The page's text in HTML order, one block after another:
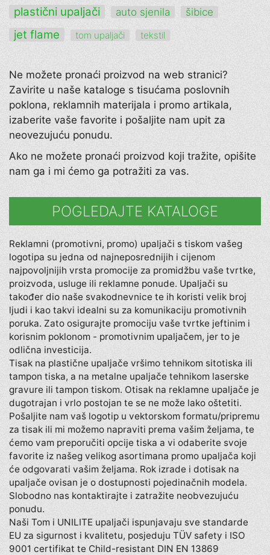
plastični upaljači auto sjenila šibice
jet flame tom upaljači tekstil
Ne možete pronaći proizvod na web stranici?
Zavirite u naše kataloge s tisućama poslovnih
poklona, reklamnih materijala i promo artikala,
izaberite vaše favorite i pošaljite nam upit za
neovezujuću ponudu.
Ako ne možete pronaći proizvod koji tražite, opišite
nam ga i mi ćemo ga potražiti za vas.
POGLEDAJTE KATALOGE
Reklamni (promotivni, promo) upaljači s tiskom vašeg
logotipa su jedna od najneposrednijih i cijenom
najpovoljnijih vrsta promocije za promidžbu vaše tvrtke,
proizvoda, usluge ili reklamne ponude. Upaljači su
također dio naše svakodnevnice te ih koristi velik broj
ljudi i kao takvi idealni su za komunikaciju promotivnih
poruka. Zato osigurajte promociju vaše tvrtke jeftinim i
korisnim poklonom - promotivnim upaljačem, jer to je
odlična investicija.
Tisak na plastične upaljače vršimo tehnikom sitotiska ili
tampon tiska, a na metalne upaljače tehnikom laserske
gravure ili tampon tiskom. Otisak na reklamne upaljače je
dugotrajan i vrlo postojan te se ne može lako oštetiti.
Pošaljite nam vaš logotip u vektorskom formatu/pripremu
za tisak ili mi možemo napraviti prema vašim željama, te
ćemo vam preporučiti opcije tiska a vi odaberite svoje
favorite iz našeg velikog asortimana promo upaljača koji
će odgovarati vašim željama. Rok izrade i dotisak na
upaljače ovisan je o dostupnosti pojedinačnih modela.
Slobodno nas kontaktirajte i zatražite neobvezujuću
ponudu.
Naši Tom i UNILITE upaljači ispunjavaju sve standarde
EU za sigurnost i kvalitetu, posjeduju TÜV safety i ISO
9001 certifikat te Child-resistant DIN EN 13869